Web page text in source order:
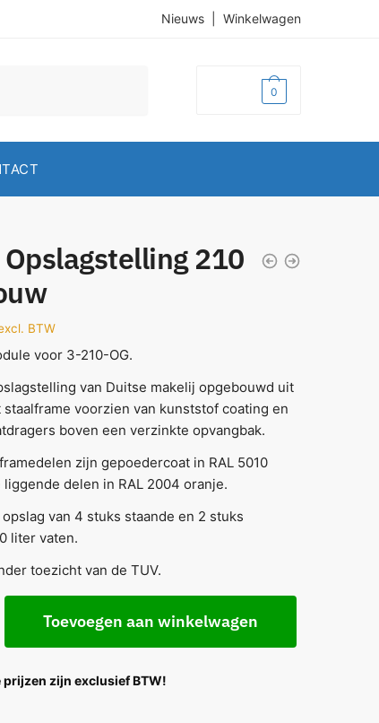
Nieuws Winkelwagen
0
210
BTW
voor 3-210-OG.
van Duitse makelij opgebouwd uit
voorzien van kunststof coating en
boven een verzinkte opvangbak.
zijn gepoedercoat in RAL 5010
liggende delen in RAL 2004 oranje.
van 4 stuks staande en 2 stuks
liter vaten.
toezicht van de TUV.
Toevoegen aan winkelwagen
prijzen zijn exclusief BTW!